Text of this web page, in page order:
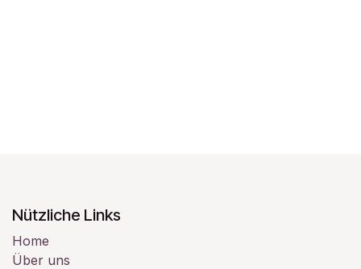
Nützliche Links
Home
Über uns